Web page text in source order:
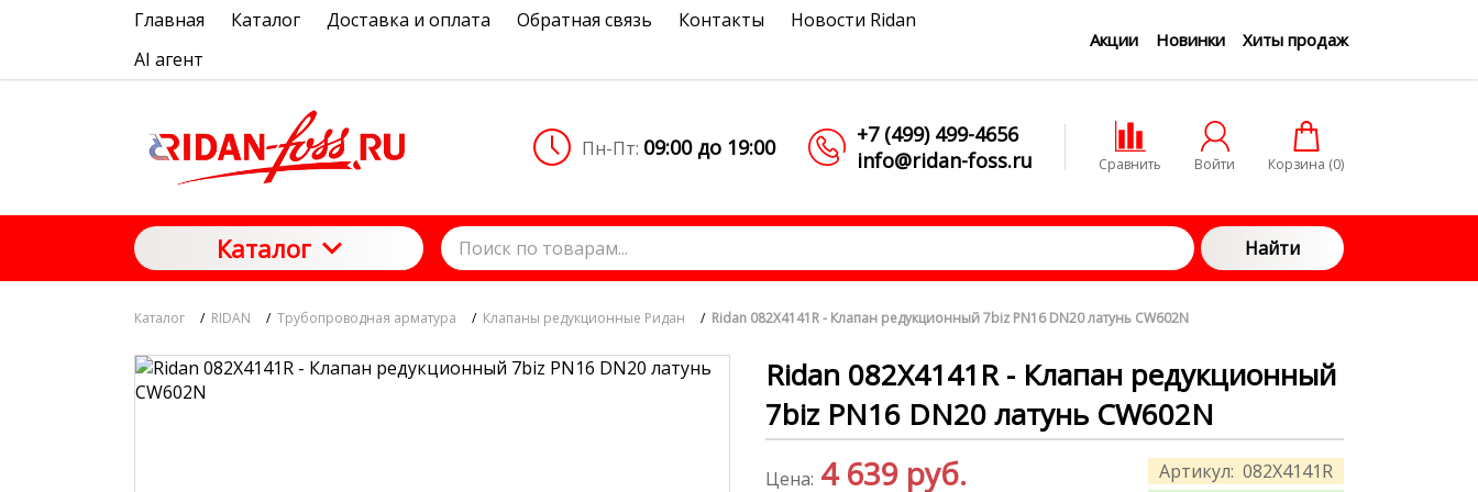
Главная Каталог Доставка и оплата Обратная связь Контакты
Новости Ridan
AI агент
Акции Новинки Хиты продаж
Пн-Пт: 09:00 до 19:00
+7 (499) 499-4656
info@ridan-foss.ru
Сравнить Войти Корзина (0)
Каталог Найти
Каталог / RIDAN / Трубопроводная арматура / Клапаны редукционные Ридан / Ridan 082X4141R - Клапан редукционный 7biz PN16 DN20 латунь CW602N
Ridan 082X4141R - Клапан редукционный
7biz PN16 DN20 латунь CW602N
Артикул: 082X4141R
Цена: 4 639 руб.